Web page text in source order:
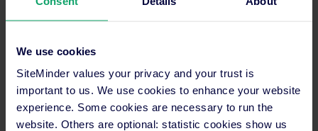
We use cookies
SiteMinder values your privacy and your trust is
important to us. We use cookies to enhance your website
experience. Some cookies are necessary to run the
website. Others are optional: statistic cookies show us
Datos de resultados anteriores y tendencias
históricas del mercado.
Datos actuales del hotel, como reservas en curso,
próximas promociones o campañas de marketing
confirmadas, y tráfico y conversiones de la página
web.